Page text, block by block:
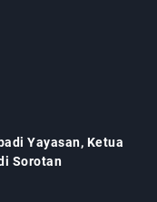
Yayasan, Ketua
Sorotan